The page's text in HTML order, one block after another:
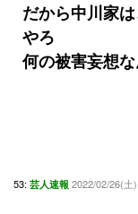
だから中川家
やろ
何の被害妄想
53: 芸人速報 2022/02/26(土